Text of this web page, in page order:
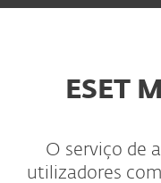
ESET
O serviço de
utilizadores